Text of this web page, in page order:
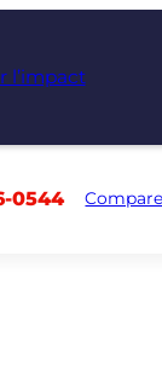
l’impact
0544